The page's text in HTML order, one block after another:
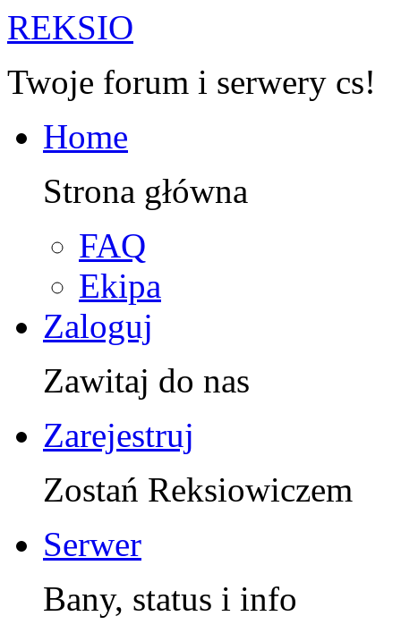
REKSIO
Twoje forum i serwery cs!
Home
Strona główna
FAQ
Ekipa
Zaloguj
Zawitaj do nas
Zarejestruj
Zostań Reksiowiczem
Serwer
Bany, status i info